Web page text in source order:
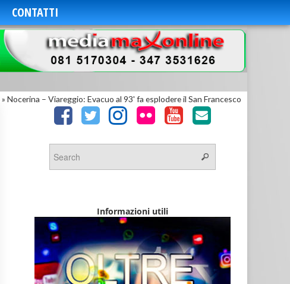
CONTATTI
» Nocerina – Viareggio: Evacuo al 93' fa esplodere il San Francesco
Informazioni utili